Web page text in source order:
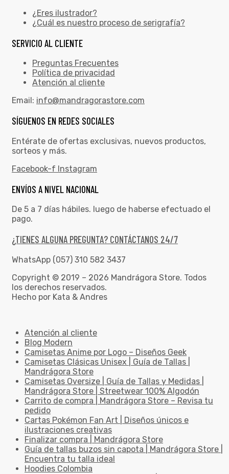
¿Eres ilustrador?
¿Cuál es nuestro proceso de serigrafía?
SERVICIO AL CLIENTE
Preguntas Frecuentes
Política de privacidad
Atención al cliente
Email: info@mandragorastore.com
SÍGUENOS EN REDES SOCIALES
Entérate de ofertas exclusivas, nuevos productos,
sorteos y más.
Facebook-f Instagram
ENVÍOS A NIVEL NACIONAL
De 5 a 7 días hábiles. luego de haberse efectuado el
pago.
¿TIENES ALGUNA PREGUNTA? CONTÁCTANOS 24/7
WhatsApp (057) 310 582 3437
Copyright © 2019 – 2026 Mandrágora Store. Todos
los derechos reservados.
Hecho por Kata & Andres
Atención al cliente
Blog Modern
Camisetas Anime por Logo – Diseños Geek
Camisetas Clásicas Unisex | Guía de Tallas |
Mandrágora Store
Camisetas Oversize | Guía de Tallas y Medidas |
Mandrágora Store | Streetwear 100% Algodón
Carrito de compra | Mandrágora Store – Revisa tu
pedido
Cartas Pokémon Fan Art | Diseños únicos e
ilustraciones creativas
Finalizar compra | Mandrágora Store
Guía de tallas buzos sin capota | Mandrágora Store |
Encuentra tu talla ideal
Hoodies Colombia